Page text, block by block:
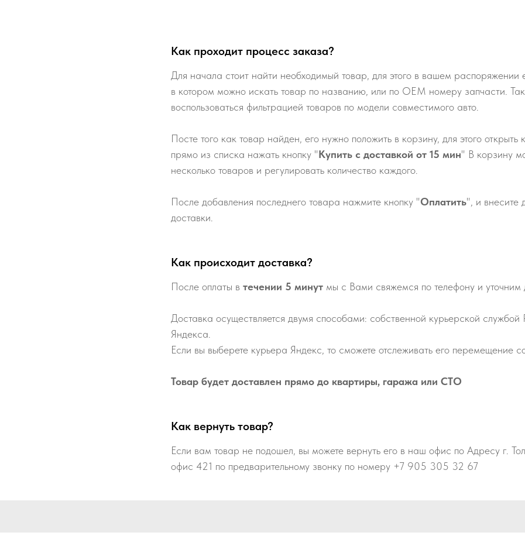
Как проходит процесс заказа?
Для начала стоит найти необходимый товар, для этого в вашем распоряжении
в котором можно искать товар по названию, или по ОЕМ номеру запчасти.
воспользоваться фильтрацией товаров по модели совместимого авто.
Посте того как товар найден, его нужно положить в корзину, для этого открыть
прямо из списка нажать кнопку "Купить с доставкой от 15 мин" В корзину
несколько товаров и регулировать количество каждого.
После добавления последнего товара нажмите кнопку "Оплатить", и внесите
доставки.
Как происходит доставка?
После оплаты в течении 5 минут мы с Вами свяжемся по телефону и уточним
Доставка осуществляется двумя способами: собственной курьерской
Яндекса.
Если вы выберете курьера Яндекс, то сможете отслеживать его перемещение
Товар будет доставлен прямо до квартиры, гаража или СТО
Как вернуть товар?
Если вам товар не подошел, вы можете вернуть его в наш офис по Адресу г.
офис 421 по предварительному звонку по номеру +7 905 305 32 67